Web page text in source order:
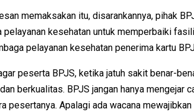
memaksakan itu, disarankannya, pihak
pelayanan kesehatan untuk memperbaiki
pelayanan kesehatan penerima kartu
peserta BPJS, ketika jatuh sakit benar-
berkualitas. BPJS jangan hanya mengejar
pesertanya. Apalagi ada wacana